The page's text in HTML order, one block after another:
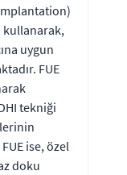
kullanarak,
uygun
FUE
tekniği
ise, özel
doku